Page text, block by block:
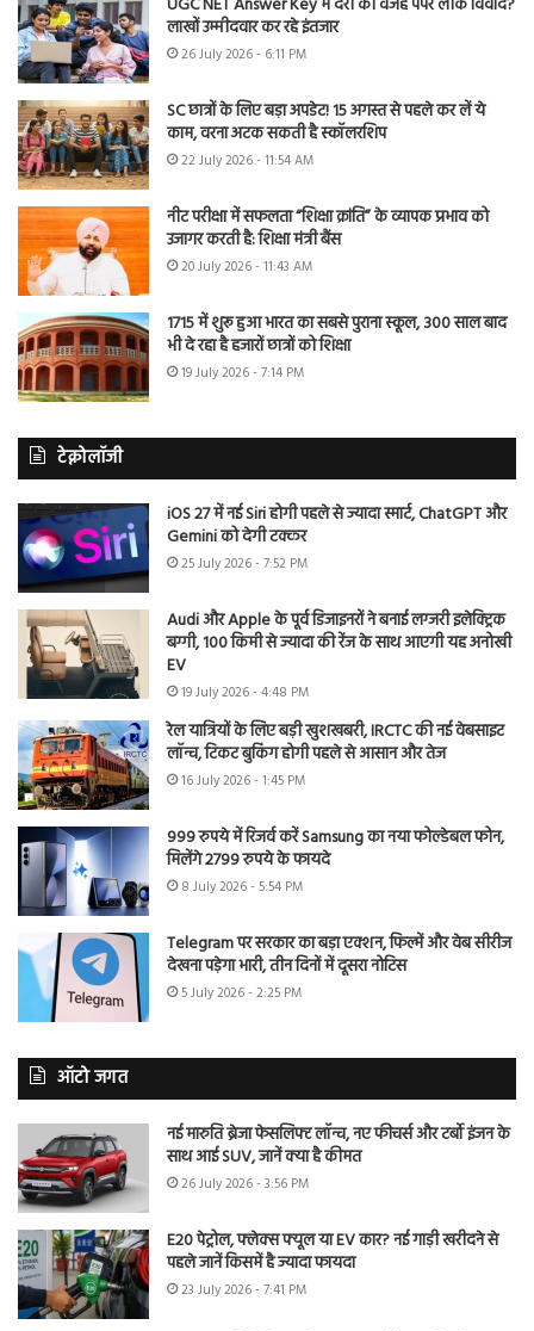
लाखों उम्मीदवार कर रहे इंतजार
26 July 2026 - 6:11 PM
SC छात्रों के लिए बड़ा अपडेट! 15 अगस्त से पहले कर लें ये
काम, वरना अटक सकती है स्कॉलरशिप
22 July 2026 - 11:54 AM
नीट परीक्षा में सफलता “शिक्षा क्रांति” के व्यापक प्रभाव को
उजागर करती है: शिक्षा मंत्री बैंस
20 July 2026 - 11:43 AM
1715 में शुरू हुआ भारत का सबसे पुराना स्कूल, 300 साल बाद
भी दे रहा है हजारों छात्रों को शिक्षा
19 July 2026 - 7:14 PM
टेक्नोलॉजी
iOS 27 में नई Siri होगी पहले से ज्यादा स्मार्ट, ChatGPT और
Gemini को देगी टक्कर
25 July 2026 - 7:52 PM
Audi और Apple के पूर्व डिजाइनरों ने बनाई लग्जरी इलेक्ट्रिक
बग्गी, 100 किमी से ज्यादा की रेंज के साथ आएगी यह अनोखी
EV
19 July 2026 - 4:48 PM
रेल यात्रियों के लिए बड़ी खुशखबरी, IRCTC की नई वेबसाइट
लॉन्च, टिकट बुकिंग होगी पहले से आसान और तेज
16 July 2026 - 1:45 PM
999 रुपये में रिजर्व करें Samsung का नया फोल्डेबल फोन,
मिलेंगे 2799 रुपये के फायदे
8 July 2026 - 5:54 PM
Telegram पर सरकार का बड़ा एक्शन, फिल्में और वेब सीरीज
देखना पड़ेगा भारी, तीन दिनों में दूसरा नोटिस
5 July 2026 - 2:25 PM
ऑटो जगत
नई मारुति ब्रेजा फेसलिफ्ट लॉन्च, नए फीचर्स और टर्बो इंजन के
साथ आई SUV, जानें क्या है कीमत
26 July 2026 - 3:56 PM
E20 पेट्रोल, फ्लेक्स फ्यूल या EV कार? नई गाड़ी खरीदने से
पहले जानें किसमें है ज्यादा फायदा
23 July 2026 - 7:41 PM